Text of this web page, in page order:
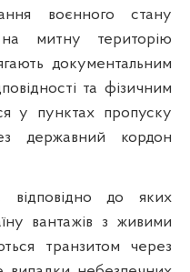
воєнного стану
митну територію
документальним
та фізичним
у пунктах пропуску
державний кордон
відповідно до яких
вантажів з живими
транзитом через